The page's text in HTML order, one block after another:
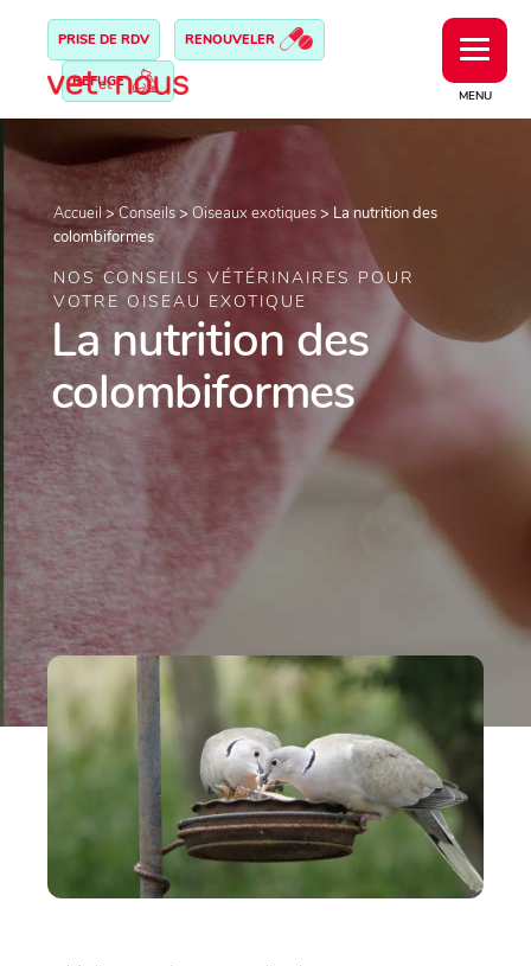
MENU
PRISE DE RDV RENOUVELER
REFUGE
Accueil >Conseils> Oiseaux exotiques> La nutrition des
colombiformes
NOS CONSEILS VÉTÉRINAIRES POUR
VOTRE OISEAU EXOTIQUE
La nutrition des
colombiformes